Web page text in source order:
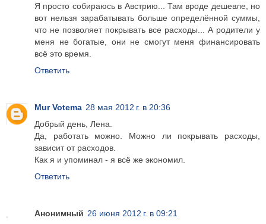
Я просто собираюсь в Австрию... Там вроде дешевле, но
вот нельзя зарабатывать больше определённой суммы,
что не позволяет покрывать все расходы... А родители у
меня не богатые, они не смогут меня финансировать
всё это время.
Ответить
Mur Votema 28 мая 2012 г. в 20:36
Добрый день, Лена.
Да, работать можно. Можно ли покрывать расходы,
зависит от расходов.
Как я и упоминал - я всё же экономил.
Ответить
Анонимный 26 июня 2012 г. в 09:21